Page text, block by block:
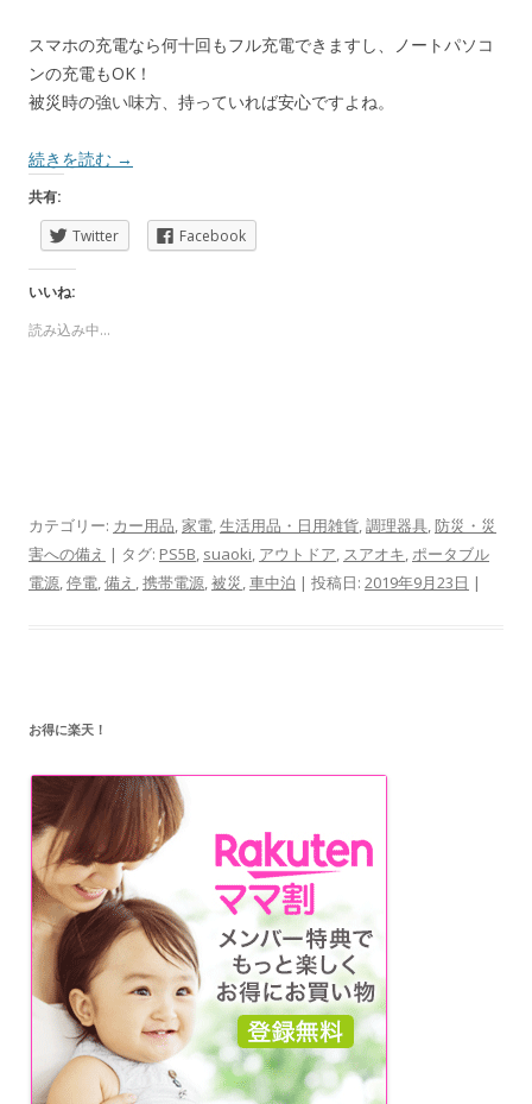
スマホの充電なら何十回もフル充電できますし、ノートパソコ
ンの充電もOK！
被災時の強い味方、持っていれば安心ですよね。
続きを読む →
共有:
Twitter
Facebook
いいね:
読み込み中...
カテゴリー: カー用品,家電,生活用品・日用雑貨,調理器具,防災・災
害への備え | タグ: PS5B, suaoki, アウトドア, スアオキ,ポータブル
電源,停電,備え ,携帯電源,被災,車中泊 | 投稿日: 2019年9月23日 |
お得に楽天！